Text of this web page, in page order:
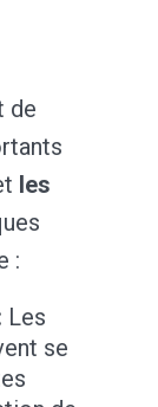
de
les
:
Les
se